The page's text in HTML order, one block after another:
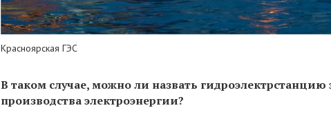
Красноярская ГЭС
В таком случае, можно ли назвать
производства электроэнергии?